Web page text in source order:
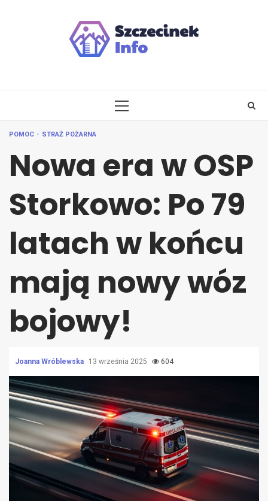
PRIMARY
POMOC STRAŻ POŻARNA
Nowa era w OSP
Storkowo: Po 79
latach w końcu
mają nowy wóz
bojowy!
Joanna Wróblewska 13 września 2025 604